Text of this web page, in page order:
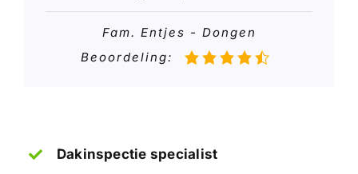
Fam. Entjes - Dongen
Beoordeling:
Dakinspectie specialist